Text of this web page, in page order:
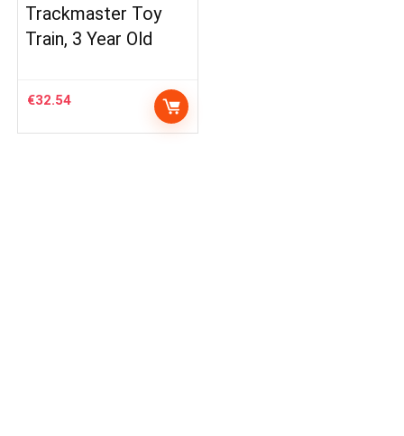
Trackmaster Toy
Train, 3 Year Old
€32.54